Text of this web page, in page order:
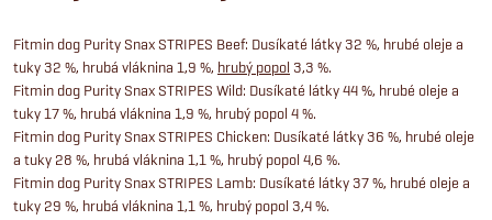
Fitmin dog Purity Snax STRIPES Beef: Dusíkaté látky 32 %, hrubé oleje a
tuky 32 %, hrubá vláknina 1,9 %, hrubý popol 3,3 %.
Fitmin dog Purity Snax STRIPES Wild: Dusíkaté látky 44 %, hrubé oleje a
tuky 17 %, hrubá vláknina 1,9 %, hrubý popol 4 %.
Fitmin dog Purity Snax STRIPES Chicken: Dusíkaté látky 36 %, hrubé oleje
a tuky 28 %, hrubá vláknina 1,1 %, hrubý popol 4,6 %.
Fitmin dog Purity Snax STRIPES Lamb: Dusíkaté látky 37 %, hrubé oleje a
tuky 29 %, hrubá vláknina 1,1 %, hrubý popol 3,4 %.